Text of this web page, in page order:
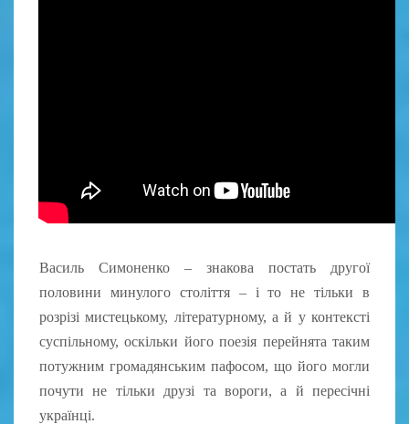
Василь Симоненко – знакова постать другої
половини минулого століття – і то не тільки в
розрізі мистецькому, літературному, а й у контексті
суспільному, оскільки його поезія перейнята таким
потужним громадянським пафосом, що його могли
почути не тільки друзі та вороги, а й пересічні
українці.